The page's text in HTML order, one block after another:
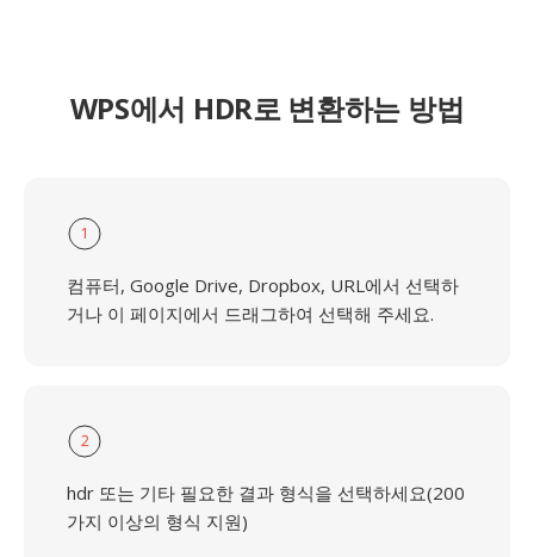
WPS에서 HDR로 변환하는 방법
1
컴퓨터, Google Drive, Dropbox, URL에서 선택하
거나 이 페이지에서 드래그하여 선택해 주세요.
2
hdr 또는 기타 필요한 결과 형식을 선택하세요(200
가지 이상의 형식 지원)